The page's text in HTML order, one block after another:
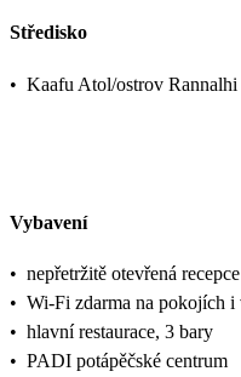
Středisko
• Kaafu Atol/ostrov Rannalhi
Vybavení
• nepřetržitě otevřená recepce
• Wi-Fi zdarma na pokojích i
• hlavní restaurace, 3 bary
• PADI potápěčské centrum